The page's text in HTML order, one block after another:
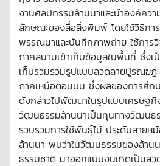
งานศิลปกรรมล้านนาและนำองค์ควา
ลักษณะของสื่อสิ่งพิมพ์ โดยใช้วิธีกา
พรรณนาและบันทึกภาพถ่าย ใช้การ
ภาคสนามเข้าเก็บข้อมูลในพื้นที่ ซึ่ง
เก็บรวมรวมรูปแบบลวดลายปูรณฆ
ภาคเหนือตอนบน ซึ่งผลของการศึก
ดังกล่าวไปพัฒนาในรูปแบบเศรษฐกิ
วัฒนธรรมล้านนาเป็นทุนทางวัฒนธ
รวบรวมการใช้พันธุ์ไม้ ประดับลาย
ล้านนา พบว่าในวัฒนธรรมของล้าน
ธรรมชาติ มาออกแบบจนเกิดเป็นลว